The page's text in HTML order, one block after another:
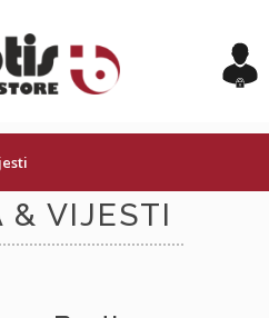
& VIJESTI